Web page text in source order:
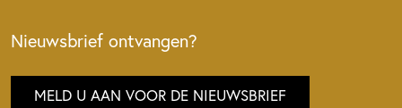
Nieuwsbrief ontvangen?
MELD U AAN VOOR DE NIEUWSBRIEF